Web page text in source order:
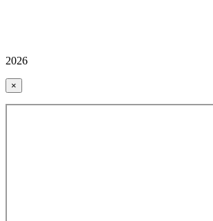
2026
×